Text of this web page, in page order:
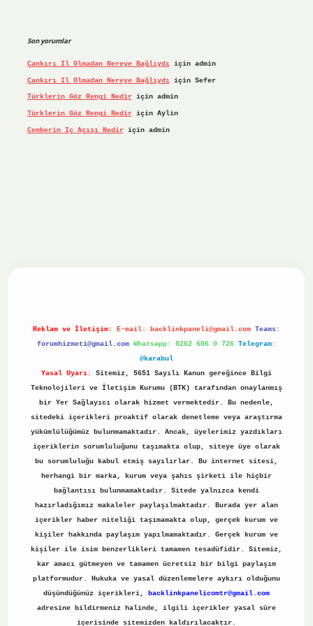
Son yorumlar
Çankırı Il Olmadan Nereye Bağlıydıiçin admin
Çankırı Il Olmadan Nereye Bağlıydıiçin Sefer
Türklerin Göz Rengi Nediriçin admin
Türklerin Göz Rengi Nediriçin Aylin
Çemberin Iç Açısı Nediriçin admin
Reklam ve İletişim: E-mail: backlinkpaneli@gmail.com Teams:
forumhizmeti@gmail.com Whatsapp: 0262 606 0 726 Telegram:
@karabul
Yasal Uyarı:
Sitemiz, 5651 Sayılı Kanun gereğince Bilgi
Teknolojileri ve İletişim Kurumu (BTK) tarafından onaylanmış
bir Yer Sağlayıcı olarak hizmet vermektedir. Bu nedenle,
sitedeki içerikleri proaktif olarak denetleme veya araştırma
yükümlülüğümüz bulunmamaktadır. Ancak, üyelerimiz yazdıkları
içeriklerin sorumluluğunu taşımakta olup, siteye üye olarak
bu sorumluluğu kabul etmiş sayılırlar. Bu internet sitesi,
herhangi bir marka, kurum veya şahıs şirketi ile hiçbir
bağlantısı bulunmamaktadır. Sitede yalnızca kendi
hazırladığımız makaleler paylaşılmaktadır. Burada yer alan
içerikler haber niteliği taşımamakta olup, gerçek kurum ve
kişiler hakkında paylaşım yapılmamaktadır. Gerçek kurum ve
kişiler ile isim benzerlikleri tamamen tesadüfidir. Sitemiz,
kar amacı gütmeyen ve tamamen ücretsiz bir bilgi paylaşım
platformudur. Hukuka ve yasal düzenlemelere aykırı olduğunu
düşündüğünüz içerikleri,
backlinkpanelicomtr@gmail.com
adresine bildirmeniz halinde, ilgili içerikler yasal süre
içerisinde sitemizden kaldırılacaktır.